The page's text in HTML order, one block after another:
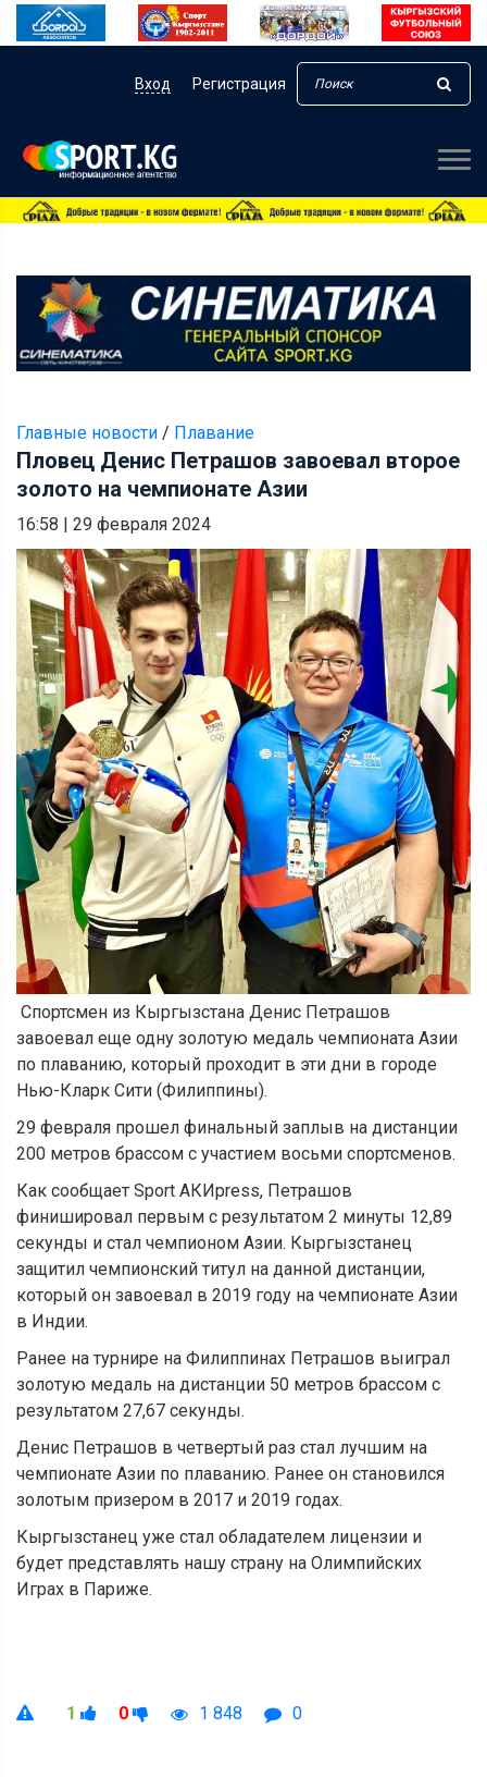
Вход Регистрация
Главные новости / Плавание
Пловец Денис Петрашов завоевал второе
золото на чемпионате Азии
16:58 | 29 февраля 2024
Спортсмен из Кыргызстана Денис Петрашов
завоевал еще одну золотую медаль чемпионата Азии
по плаванию, который проходит в эти дни в городе
Нью-Кларк Сити (Филиппины).
29 февраля прошел финальный заплыв на дистанции
200 метров брассом с участием восьми спортсменов.
Как сообщает Sport АКИpress, Петрашов
финишировал первым с результатом 2 минуты 12,89
секунды и стал чемпионом Азии. Кыргызстанец
защитил чемпионский титул на данной дистанции,
который он завоевал в 2019 году на чемпионате Азии
в Индии.
Ранее на турнире на Филиппинах Петрашов выиграл
золотую медаль на дистанции 50 метров брассом с
результатом 27,67 секунды.
Денис Петрашов в четвертый раз стал лучшим на
чемпионате Азии по плаванию. Ранее он становился
золотым призером в 2017 и 2019 годах.
Кыргызстанец уже стал обладателем лицензии и
будет представлять нашу страну на Олимпийских
Играх в Париже.
1 0 1 848 0